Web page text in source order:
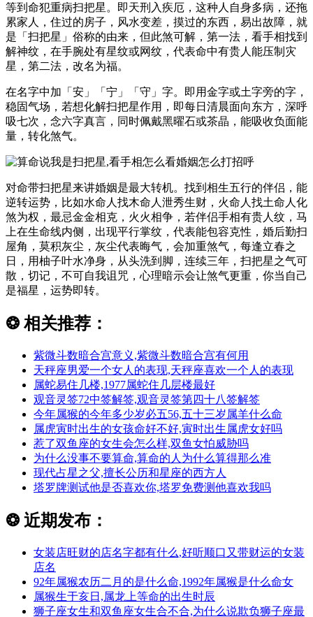
等到命犯重病扫把星。即天刑入疾厄，这种人自身多病，还拖
累家人，住过的房子，风水变差，摸过的东西，易出故障，就
是「扫把星」俗称的由来，但此煞可解，第一法，看手相找到
解神纹，在手腕处有星纹或网纹，代表命中有贵人能压制灾
星，第二法，改名为福。
在名字中加「安」「宁」「守」字。即用金字或土字旁的字，
稳固气场，若想化解扫把星作用，即每日清晨面向东方，深呼
吸七次，念六字真言，同时佩戴黑曜石或茶晶，能吸收负面能
量，转化煞气。
对命带扫把星来讲婚姻是最大转机。找到相生五行的伴侣，能
逆转运势，比如水命人找木命人泄秀生财，火命人找土命人化
煞为权，最忌金金相克，火火相争，若伴侣手相有贵人纹，马
上在生命线内侧，出现平行掌纹，代表能包容克性，婚后勤扫
屋角，莫积灰尘，灰尘代表晦气，会加重煞气，每逢立春之
日，用柚子叶水净身，从头洗到脚，连续三年，扫把星之气可
散，切记，不可自我诅咒，心理暗示会让煞气更重，你当自己
是福星，运势即转。
❂ 相关推荐：
紫微斗数暗合宫意义,紫微斗数暗合宫有何用
天秤座男爱一个女人的表现,天秤座喜欢一个人的表现
属蛇易住几楼,1977属蛇住几层楼最好
观音灵签72中签解签,观音灵签第四十八签解签
今年属猴的今年多少岁必五56,五十三岁属羊什么命
属虎寅时出生的女孩命好不好,寅时出生属虎女好吗
惹了双鱼座的女生会怎么样,双鱼女怕威胁吗
为什么没事不要算命,算命的人为什么算得那么准
现代占星之父,擅长公历和星座的西方人
塔罗牌测试他是否喜欢你,塔罗免费测他喜欢我吗
❂ 近期发布：
女装店旺财的店名字都有什么,好听顺口又带财运的女装
店名
92年属猴农历二月的是什么命,1992年属猴是什么命女
属猴生于亥日,属龙上等命的出生时辰
狮子座女生和双鱼座女生合不合,为什么说欺负狮子座最